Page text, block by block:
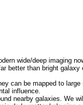
wide/deep imaging
better than bright galaxy
can be mapped to large
influence.
nearby galaxies. We